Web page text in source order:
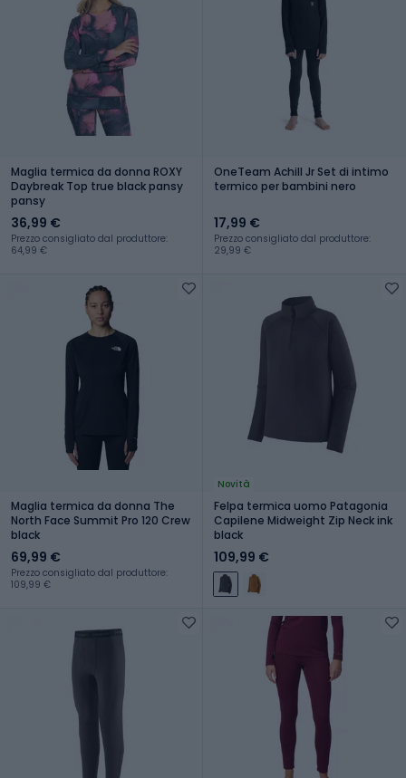
Maglia termica da donna ROXY
Daybreak Top true black pansy
pansy
36,99 €
Prezzo consigliato dal produttore:
64,99 €
OneTeam Achill Jr Set di intimo
termico per bambini nero
17,99 €
Prezzo consigliato dal produttore:
29,99 €
Maglia termica da donna The
North Face Summit Pro 120 Crew
black
69,99 €
Prezzo consigliato dal produttore:
109,99 €
Novità
Felpa termica uomo Patagonia
Capilene Midweight Zip Neck ink
black
109,99 €